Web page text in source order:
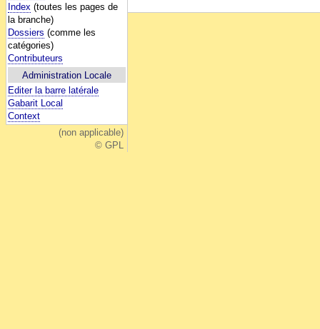
Index (toutes les pages de
la branche)
Dossiers (comme les
catégories)
Contributeurs
Administration Locale
Editer la barre latérale
Gabarit Local
Context
(non applicable)
© GPL